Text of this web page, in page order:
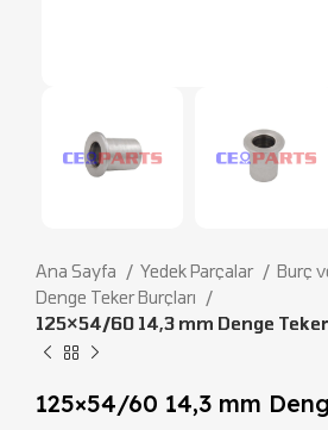
Ana Sayfa Yedek Parçalar
Burç
Denge Teker Burçları
125×54/60 14,3 mm Denge
125×54/60 14,3 mm